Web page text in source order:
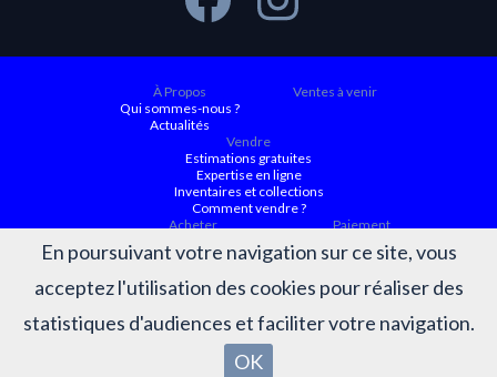
En poursuivant votre navigation sur ce site, vous
acceptez l'utilisation des cookies pour réaliser des
statistiques d'audiences et faciliter votre navigation.
OK
À Propos
Qui sommes-nous ?
Actualités
Ventes à venir
Vendre
Estimations gratuites
Expertise en ligne
Inventaires et collections
Comment vendre ?
Acheter
Ordre d'achat
Paiement
Résultats
Résultats des ventes
Judiciaire ACTAURA
OVV BÉRARD-JEANROY-ROUSSELOT ©2026 - Tous droits réservés